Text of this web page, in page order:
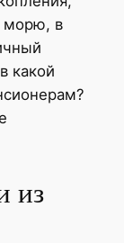
морю, в
какой
из